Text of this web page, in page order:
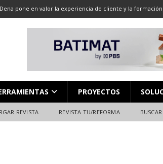
pone en valor la experiencia de cliente y la
13: CORTE DE GRAN FORMATO DESCARGAR
DESCARGAR REVISTA
el profesional de la construcción CAMPEONATO
PROYECTOS
REVISTA REVISTA TU/REFORMA BUSCAR